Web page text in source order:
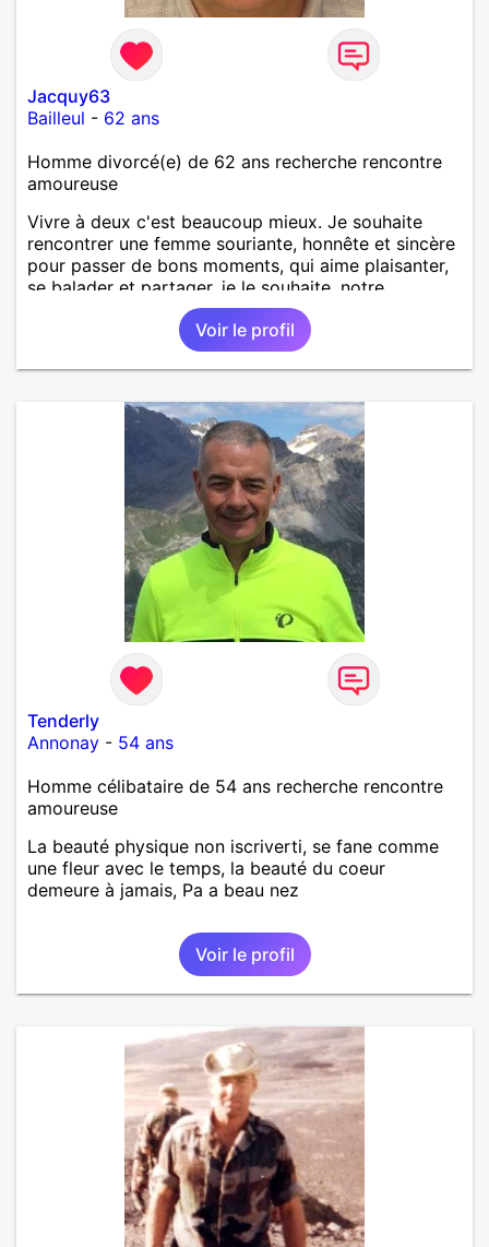
Jacquy63
Bailleul - 62 ans
Homme divorcé(e) de 62 ans recherche rencontre
amoureuse
Vivre à deux c'est beaucoup mieux. Je souhaite
rencontrer une femme souriante, honnête et sincère
pour passer de bons moments, qui aime plaisanter,
se balader et partager, je le souhaite, notre
complicité. J'aime beaucoup les chantiers de
randonnée pour se défouler, se relaxer, se détendre
et finalement prendre du bon temps. C'est difficile
de tout dire en quelques lignes. En revanche, vous
d'informations. A bientôt
Voir le profil
Tenderly
Annonay - 54 ans
Homme célibataire de 54 ans recherche rencontre
amoureuse
La beauté physique non iscriverti, se fane comme
une fleur avec le temps, la beauté du coeur
demeure à jamais, Pa a beau nez
Voir le profil